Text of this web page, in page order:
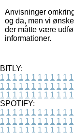
Anvisninger
og da, men vi
der måtte være
informationer.
BITLY:
1 1 1 1 1 1 1 1 1 1 1 1
1 1 1 1 1 1 1 1 1 1 1 1
1 1 1 1 1 1 1 1 1 1 1 1
SPOTIFY:
1 1 1 1 1 1 1 1 1 1 1 1
1 1 1 1 1 1 1 1 1 1 1 1
1 1 1 1 1 1 1 1 1 1 1 1